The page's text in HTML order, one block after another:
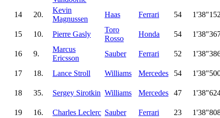
14 20.
Kevin
Magnussen
Haas Ferrari 54
15 10. Pierre Gasly
Toro
Rosso
Honda 54
16 9.
Marcus
Ericsson
Sauber Ferrari 52
17 18. Lance Stroll Williams Mercedes 54
18 35. Sergey Sirotkin Williams Mercedes 47
19 16. Charles Leclerc Sauber Ferrari 23